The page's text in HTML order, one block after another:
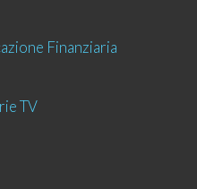
Finanziaria
TV